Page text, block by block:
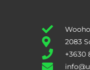
2083
+3630